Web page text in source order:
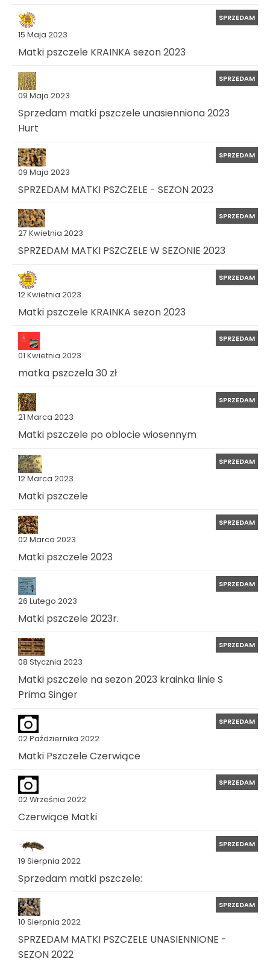
15 Maja 2023
SPRZEDAM
Matki pszczele KRAINKA sezon 2023
09 Maja 2023
SPRZEDAM
Sprzedam matki pszczele unasienniona 2023
Hurt
09 Maja 2023
SPRZEDAM
SPRZEDAM MATKI PSZCZELE - SEZON 2023
27 Kwietnia 2023
SPRZEDAM
SPRZEDAM MATKI PSZCZELE W SEZONIE 2023
12 Kwietnia 2023
SPRZEDAM
Matki pszczele KRAINKA sezon 2023
01 Kwietnia 2023
SPRZEDAM
matka pszczela 30 zł
21 Marca 2023
SPRZEDAM
Matki pszczele po oblocie wiosennym
12 Marca 2023
SPRZEDAM
Matki pszczele
02 Marca 2023
SPRZEDAM
Matki pszczele 2023
26 Lutego 2023
SPRZEDAM
Matki pszczele 2023r.
08 Stycznia 2023
SPRZEDAM
Matki pszczele na sezon 2023 krainka linie S
Prima Singer
02 Października 2022
SPRZEDAM
Matki Pszczele Czerwiące
02 Września 2022
SPRZEDAM
Czerwiące Matki
19 Sierpnia 2022
SPRZEDAM
Sprzedam matki pszczele:
10 Sierpnia 2022
SPRZEDAM
SPRZEDAM MATKI PSZCZELE UNASIENNIONE -
SEZON 2022